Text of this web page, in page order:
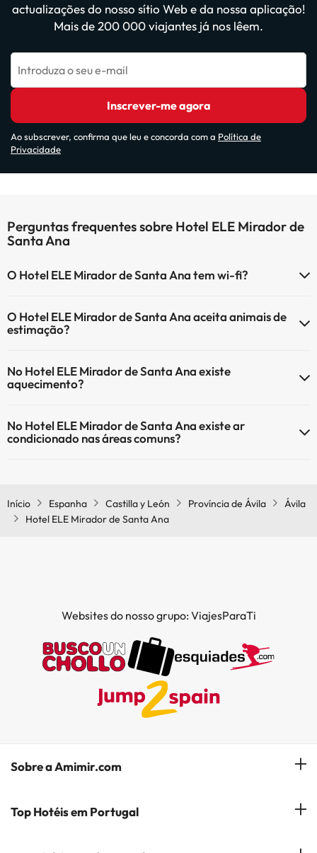
actualizações do nosso sítio Web e da nossa aplicação!
Mais de 200 000 viajantes já nos lêem.
Introduza o seu e-mail
Inscrever-me agora
Ao subscrever, confirma que leu e concorda com a Política de
Privacidade
Perguntas frequentes sobre Hotel ELE Mirador de
Santa Ana
O Hotel ELE Mirador de Santa Ana tem wi-fi?
O Hotel ELE Mirador de Santa Ana aceita animais de
estimação?
No Hotel ELE Mirador de Santa Ana existe
aquecimento?
comuns.
No Hotel ELE Mirador de Santa Ana existe ar
condicionado nas áreas comuns?
Início
Espanha Castilla y León Província de Ávila
Ávila
Hotel ELE Mirador de Santa Ana
Websites do nosso grupo: ViajesParaTi
Sobre a Amimir.com
Quem somos?
Top Hotéis em Portugal
Hóteis em Lisboa